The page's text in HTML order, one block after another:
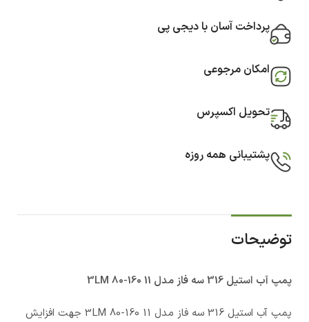
پرداخت آسان با دیجی پی
امکان مرجوعی
تحویل اکسپرس
پشتیبانی همه روزه
توضیحات
پمپ آب استيل 316 سه فاز مدل 3LM 80-160 11
پمپ آب استيل 316 سه فاز مدل 3LM 80-160 11 جهت افزایش